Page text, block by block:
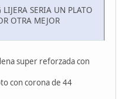
SERIA UN PLATO
OTRA MEJOR
super reforzada con
con corona de 44